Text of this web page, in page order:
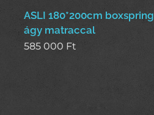
ASLI 180*200cm boxspring
ágy matraccal
585 000 Ft